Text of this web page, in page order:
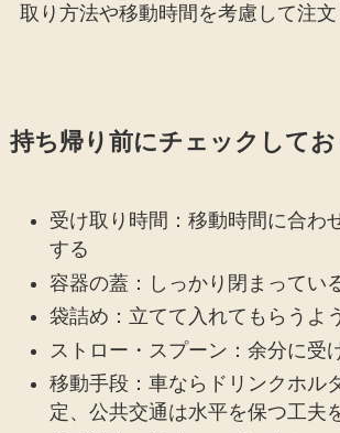
取り方法や移動時間を考慮して注文
持ち帰り前にチェックして
受け取り時間：移動時間に合わ
する
容器の蓋：しっかり閉まってい
袋詰め：立てて入れてもらうよ
ストロー・スプーン：余分に受
移動手段：車ならドリンクホル
定、公共交通は水平を保つ工夫